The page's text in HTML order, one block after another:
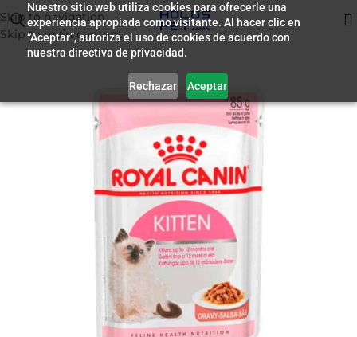
Nuestro sitio web utiliza cookies para ofrecerle una
experiencia apropiada como visitante. Al hacer clic en
“Aceptar”, autoriza el uso de cookies de acuerdo con
nuestra directiva de privacidad.
Rechazar Aceptar
Skip to navigation
Skip to main content
Inicio/Humedo para Gatos